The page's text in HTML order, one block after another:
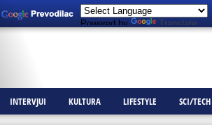
Powered by Translate
INTERVJUI KULTURA LIFESTYLE SCI/TECH